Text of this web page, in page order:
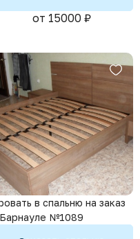
от 15000 ₽
в спальню на заказ
№1089